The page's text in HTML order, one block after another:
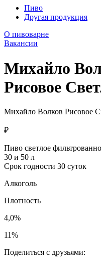
Пиво
Другая продукция
О пивоварне
Вакансии
Михайло
Рисовое
Михайло Волков Рисовое
₽
Пиво светлое
30 и 50 л
Срок годности 30 суток
Алкоголь
Плотность
4,0%
11%
Поделиться с друзьями: